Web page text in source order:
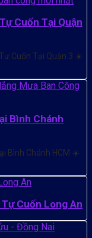
Cuốn Tại Quận
Cuốn Tại Quận 3 ☀️
Bình Chánh
Bình Chánh HCM ☀️
Cuốn Long An